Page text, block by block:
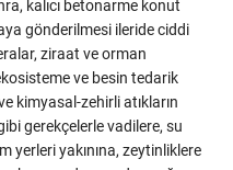
kalıcı betonarme konut
gönderilmesi ileride ciddi
ziraat ve orman
ve besin tedarik
kimyasal-zehirli atıkların
gibi gerekçelerle vadilere, su
yerleri yakınına, zeytinliklere